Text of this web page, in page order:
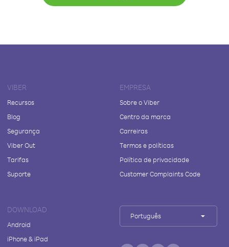
VIBER
Recursos
Blog
Segurança
Viber Out
Tarifas
Suporte
EMPRESA
Sobre o Viber
Centro da marca
Carreiras
Termos e políticas
Política de privacidade
Customer Complaints Code
DOWNLOAD
Android
iPhone & iPad
Português